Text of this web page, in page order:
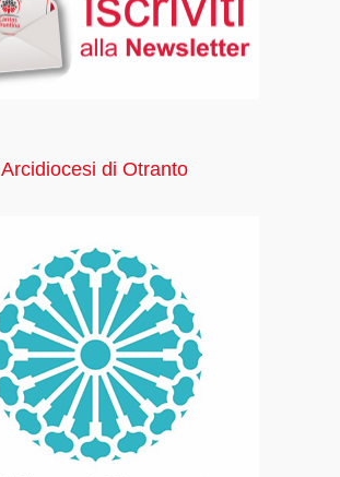
Arcidiocesi di Otranto